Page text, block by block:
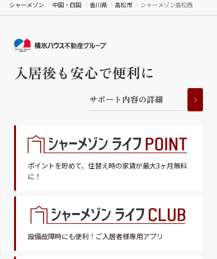
シャーメゾン 中国・四国 香川県 高松市 シャーメゾン高松西
入居後も安心で便利に
サポー ト 内容の詳細
ポイントを貯めて、 住替え時の家賃が最大3ヶ月無料
に！
設備故障時にも便利！ ご入居者様専用アプリ